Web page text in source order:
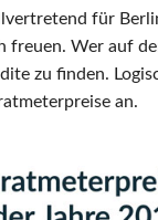
für
freuen. Wer auf
zu finden.
an.